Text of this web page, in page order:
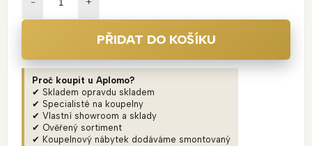
PŘIDAT DO KOŠÍKU
Proč koupit u Aplomo?
✔ Skladem opravdu skladem
✔ Specialisté na koupelny
✔ Vlastní showroom a sklady
✔ Ověřený sortiment
✔ Koupelnový nábytek dodáváme smontovaný